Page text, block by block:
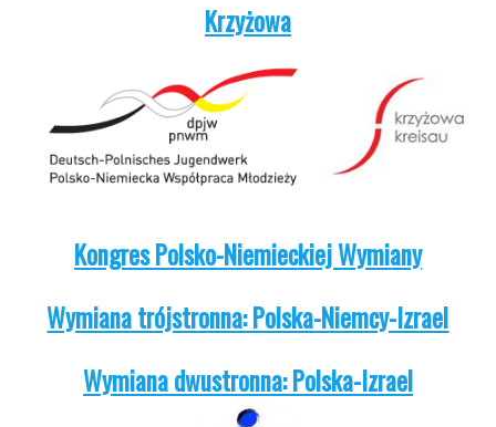
Krzyżowa
Kongres Polsko-Niemieckiej Wymiany
Wymiana trójstronna: Polska-Niemcy-Izrael
Wymiana dwustronna: Polska-Izrael